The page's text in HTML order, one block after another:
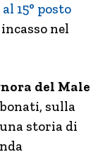
al 15° posto
nel
del Male
sulla
storia di